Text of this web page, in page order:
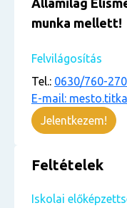
Államilag
munka mellett!
Felvilágosítás
Tel.: 0630/760-
E-mail:
Jelentkezem!
Feltételek
Iskolai